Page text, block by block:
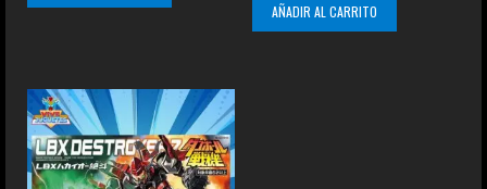
AÑADIR AL CARRITO